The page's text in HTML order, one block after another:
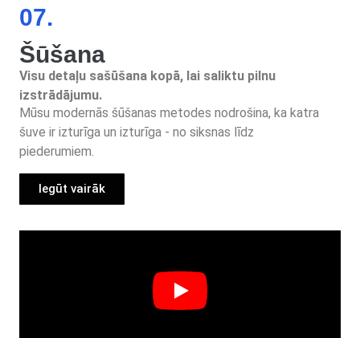
07.
Šūšana
Visu detaļu sašūšana kopā, lai saliktu pilnu
izstrādājumu.
Mūsu modernās šūšanas metodes nodrošina, ka katra
šuve ir izturīga un izturīga - no siksnas līdz
piederumiem.
Iegūt vairāk